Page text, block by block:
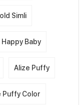
Simli
Happy Baby
Alize Puffy
Puffy Color